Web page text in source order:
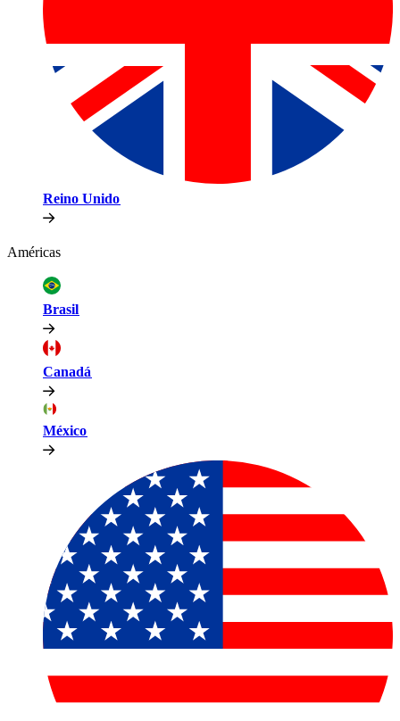
Reino Unido​​
Américas​​
Brasil​​
Canadá​​
México​​